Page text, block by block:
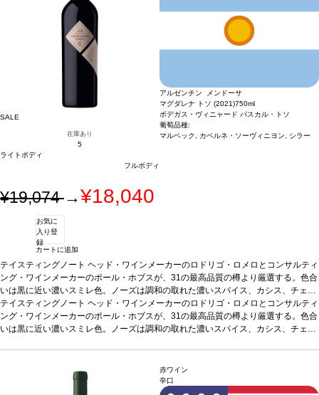
レッシュな果実を伴い、ほのかなスパイス、シーダー、石墨の含みも表れる。がっ
しりとして引き締まった、美しいバランスを感じるフルボディは、魅惑的で傑出し
ている。滑らかで魅力的な余韻に、口中が心地よく満たされる。」 by ワインメー
カー、フランシスコ・ベッティグ
60% カベルネ・ソーヴィニヨン、25%
マルベック、9% カルメネール、6% プティ・ヴェルド
らの涼しい風の影響を受けた穏やかな気温というユニークな立地がもたらす、調和
のとれたエレガントなスタイルが特徴的な逸品。 「スミレがかった鮮やかなチェリ
ー色。香り高く複雑なノーズを示し、プラム、ブルーベリー、ラベンダーなどのフ
レッシュな果実を伴い、ほのかなスパイス、シーダー、石墨の含みも表れる。がっ
しりとして引き締まった、美しいバランスを感じるフルボディは、魅惑的で傑出し
ている。滑らかで魅力的な余韻に、口中が心地よく満たされる。」 by ワインメー
葡萄品種
60% カベルネ・ソーヴィニヨン、25%
マルベック、9% カルメネール、6% プティ・ヴェルド
SALE
在庫あり
5
ライトボディ
フルボディ
アルゼンチン メンドーサ
マグダレナ トソ (2021)750ml
ボデガス・ヴィニャード パスカル・トソ
葡萄品種:
マルベック, カベルネ・ソーヴィニヨン, シラー
¥19,074→¥18,040
お気に
入り登
録
カートに追加
テイスティングノート ヘッド・ワインメーカーのロドリゴ・ロメロとコンサルティ
ング・ワインメーカーのポール・ホブスが、31の最高品質の樽より厳選する。色合
いは黒に近い濃いスミレ色。ノーズは調和の取れた濃いスパイス、カシス、チェリ
ーを示す。ブラックベリーとブルーベリーを含み、ほのかにトーストしたコーヒー
を伴う。口に含むとビロードのように滑らかなタンニンと調和した濃い果実味が支
配する。スモーキーさも前面に感じ、果実味も際立っている。優れたバランス、エ
葡萄品種80% マルベック、10% カベルネ・
ソーヴィニヨン、10% シラー
*本ヴィンテージが在庫切れの場合、在庫があり価格
が同様の場合は自動的に次のヴィンテージに変更されます、ご了承ください。
テイスティングノート ヘッド・ワインメーカーのロドリゴ・ロメロとコンサルティ
ング・ワインメーカーのポール・ホブスが、31の最高品質の樽より厳選する。色合
いは黒に近い濃いスミレ色。ノーズは調和の取れた濃いスパイス、カシス、チェリ
配する。スモーキーさも前面に感じ、果実味も際立っている。優れたバランス、エ
レガンス、繊細さを持ち、熟成ポテンシャルも高い。グリルした肉、ラムのジビエ
料理、熟成したハードチーズなどとよく合う。 合う料理パスタ、クリームソース
赤ワイン
辛口